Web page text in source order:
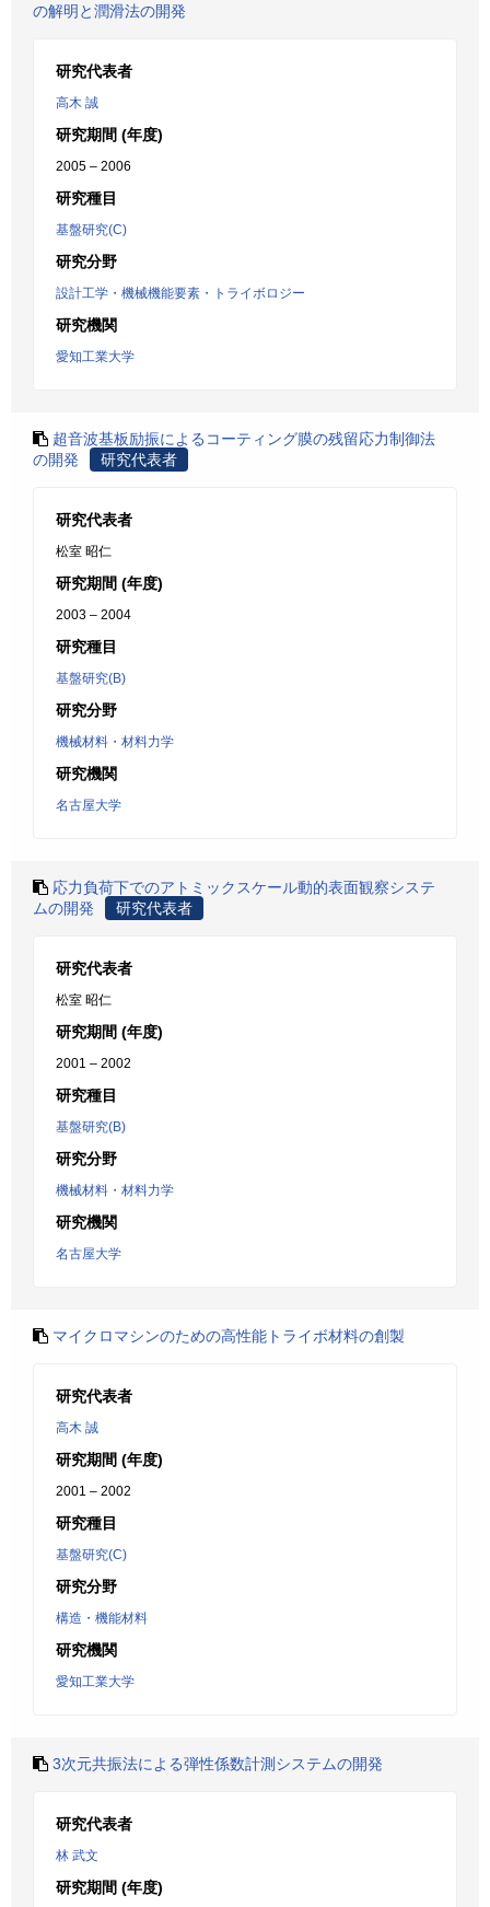
の解明と潤滑法の開発
研究代表者
高木 誠
研究期間 (年度)
2005 – 2006
研究種目
基盤研究(C)
研究分野
設計工学・機械機能要素・トライボロジー
研究機関
愛知工業大学
超音波基板励振によるコーティング膜の残留応力制御法
の開発
研究代表者
研究代表者
松室 昭仁
研究期間 (年度)
2003 – 2004
研究種目
基盤研究(B)
研究分野
機械材料・材料力学
研究機関
名古屋大学
応力負荷下でのアトミックスケール動的表面観察システ
ムの開発
研究代表者
研究代表者
松室 昭仁
研究期間 (年度)
2001 – 2002
研究種目
基盤研究(B)
研究分野
機械材料・材料力学
研究機関
名古屋大学
マイクロマシンのための高性能トライボ材料の創製
研究代表者
高木 誠
研究期間 (年度)
2001 – 2002
研究種目
基盤研究(C)
研究分野
構造・機能材料
研究機関
愛知工業大学
3次元共振法による弾性係数計測システムの開発
研究代表者
林 武文
研究期間 (年度)